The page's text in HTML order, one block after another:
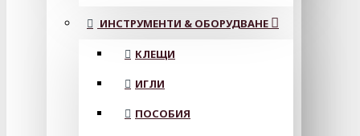
ИНСТРУМЕНТИ & ОБОРУДВАНЕ
КЛЕЩИ
ИГЛИ
ПОСОБИЯ